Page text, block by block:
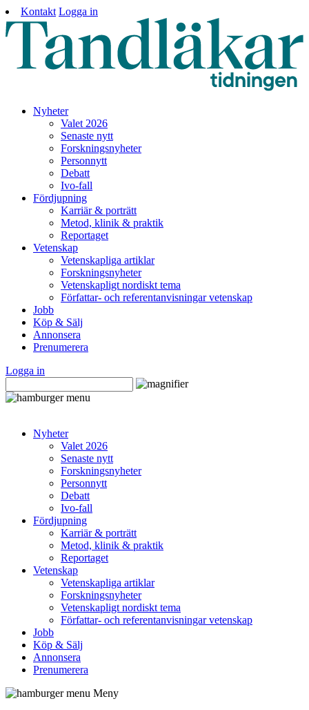
Kontakt Logga in
Nyheter
Valet 2026
Senaste nytt
Forskningsnyheter
Personnytt
Debatt
Ivo-fall
Fördjupning
Karriär & porträtt
Metod, klinik & praktik
Reportaget
Vetenskap
Vetenskapliga artiklar
Forskningsnyheter
Vetenskapligt nordiskt tema
Författar- och referentanvisningar vetenskap
Jobb
Köp & Sälj
Annonsera
Prenumerera
Logga in
Nyheter
Valet 2026
Senaste nytt
Forskningsnyheter
Personnytt
Debatt
Ivo-fall
Fördjupning
Karriär & porträtt
Metod, klinik & praktik
Reportaget
Vetenskap
Vetenskapliga artiklar
Forskningsnyheter
Vetenskapligt nordiskt tema
Författar- och referentanvisningar vetenskap
Jobb
Köp & Sälj
Annonsera
Prenumerera
Meny